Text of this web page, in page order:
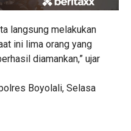
langsung melakukan
ini lima orang yang
diamankan,” ujar
Boyolali, Selasa